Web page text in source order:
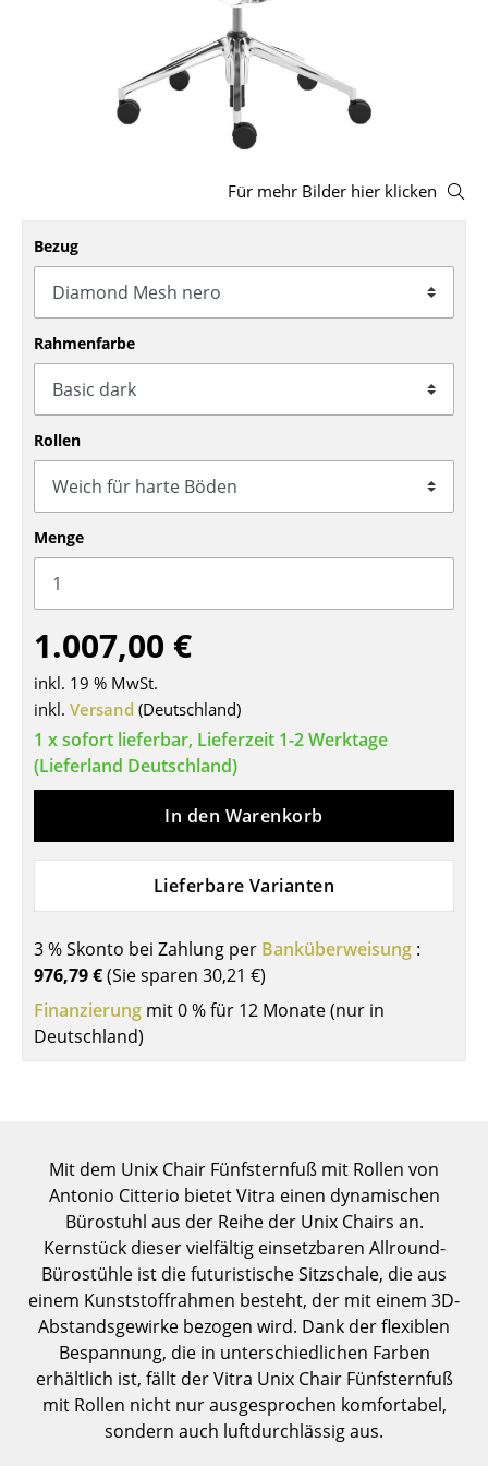
Bänke & Liegen
Sitzsäcke
Schaukelstühle
Bürodrehstühle
Konferenzstühle
Bürosessel
Einzelteile
... alle Sitzmöbel
Tische
Esstische
Beistelltische
Couchtische
Schreibtische
Sekretäre & PC-Tische
Konferenztische
Stehtische & Stehpulte
Kindertische
Gartentische
Servierwagen
Einzelteile
... alle Tische
Bücherregale
Wandregale
Sideboards & Kommoden
TV Möbel
Beistell- & Rollcontainer
Barmöbel
Garderoben
Für mehr Bilder hier klicken
Bezug
Rahmenfarbe
Rollen
Menge
1.007,00 €
inkl. 19 % MwSt.
inkl. Versand (Deutschland)
1 x sofort lieferbar, Lieferzeit 1-2 Werktage
(Lieferland Deutschland)
In den Warenkorb
Lieferbare Varianten
3 % Skonto bei Zahlung per Banküberweisung :
976,79 €(Sie sparen 30,21 €)
Finanzierung mit 0 % für 12 Monate (nur in
Deutschland)
Mit dem Unix Chair Fünfsternfuß mit Rollen von
Antonio Citterio bietet Vitra einen dynamischen
Bürostuhl aus der Reihe der Unix Chairs an.
Kernstück dieser vielfältig einsetzbaren Allround-
Bürostühle ist die futuristische Sitzschale, die aus
einem Kunststoffrahmen besteht, der mit einem 3D-
Abstandsgewirke bezogen wird. Dank der flexiblen
Bespannung, die in unterschiedlichen Farben
erhältlich ist, fällt der Vitra Unix Chair Fünfsternfuß
mit Rollen nicht nur ausgesprochen komfortabel,
sondern auch luftdurchlässig aus.